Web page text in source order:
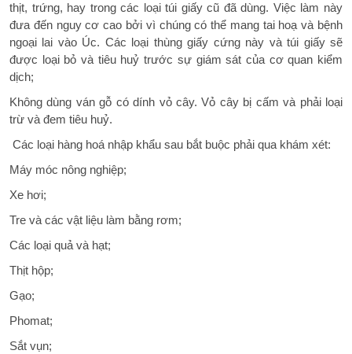
thịt, trứng, hay trong các loại túi giấy cũ đã dùng. Việc làm này
đưa đến nguy cơ cao bởi vì chúng có thể mang tai hoạ và bệnh
ngoại lai vào Úc. Các loại thùng giấy cứng này và túi giấy sẽ
được loại bỏ và tiêu huỷ trước sự giám sát của cơ quan kiểm
dịch;
Không dùng ván gỗ có dính vỏ cây. Vỏ cây bị cấm và phải loại
trừ và đem tiêu huỷ.
Các loại hàng hoá nhập khẩu sau bắt buộc phải qua khám xét:
Máy móc nông nghiệp;
Xe hơi;
Tre và các vật liệu làm bằng rơm;
Các loại quả và hạt;
Thịt hộp;
Gạo;
Phomat;
Sắt vụn;